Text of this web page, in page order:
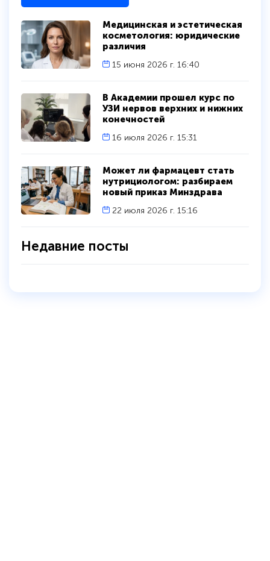
Недавние посты
Может ли фармацевт стать
нутрициологом: разбираем
новый приказ Минздрава
22 июля 2026 г. 15:16
В Академии прошел курс по
УЗИ нервов верхних и нижних
конечностей
16 июля 2026 г. 15:31
Медицинская и эстетическая
косметология: юридические
различия
15 июня 2026 г. 16:40